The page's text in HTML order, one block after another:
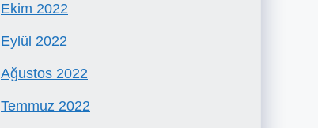
Ekim 2022
Eylül 2022
Ağustos 2022
Temmuz 2022